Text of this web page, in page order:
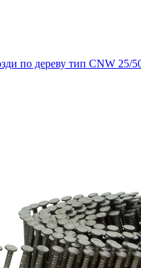
по дереву тип CNW 25/